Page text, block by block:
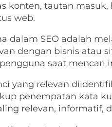
konten, tautan
web.
dalam SEO adalah
dengan bisnis atau
saat mencari
yang relevan
penempatan kata
relevan, informatif,